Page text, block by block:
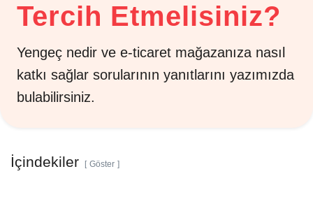
Tercih Etmelisiniz?
Yengeç nedir ve e-ticaret mağazanıza nasıl
katkı sağlar sorularının yanıtlarını yazımızda
bulabilirsiniz.
İçindekiler Göster